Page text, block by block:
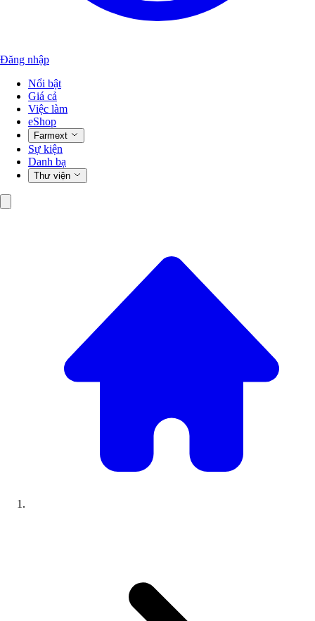
Đăng nhập
Nổi bật
Giá cả
Việc làm
eShop
Farmext
Sự kiện
Danh bạ
Thư viện